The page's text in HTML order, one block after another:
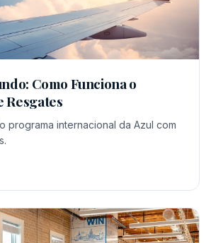
Como Funciona o
Resgates
programa internacional da Azul com